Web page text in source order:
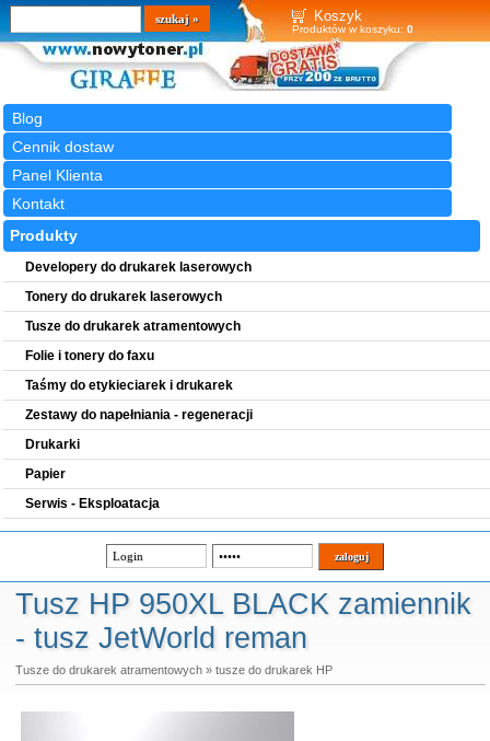
Koszyk
Produktów w koszyku: 0
Blog
Cennik dostaw
Panel Klienta
Kontakt
Wyszukiwarka
szukaj
Produkty
Developery do drukarek laserowych
Tonery do drukarek laserowych
Tusze do drukarek atramentowych
Folie i tonery do faxu
Taśmy do etykieciarek i drukarek
Zestawy do napełniania - regeneracji
Drukarki
Papier
Serwis - Eksploatacja
Tusz HP 950XL BLACK zamiennik
- tusz JetWorld reman
Tusze do drukarek atramentowych» tusze do drukarek HP